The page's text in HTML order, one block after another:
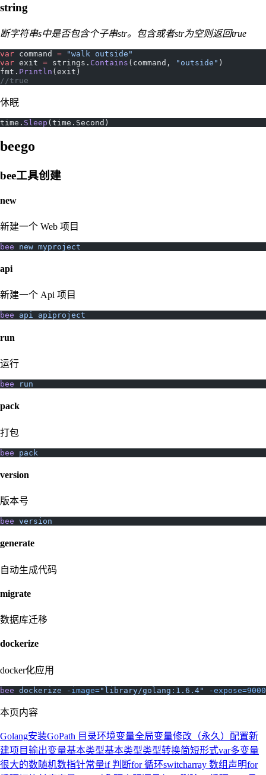
string
断字符串s中是否包含个子串str。包含或者str为空则返回true
var command = "walk outside"
var exit = strings. Contains (command, "outside" )
fmt. Println (exit)
//true
休眠
time. Sleep (time.Second)
beego
bee工具创建
new
新建一个 Web 项目
bee new myproject
api
新建一个 Api 项目
bee api apiproject
run
运行
bee run
pack
打包
bee pack
version
版本号
bee version
generate
自动生成代码
migrate
数据库迁移
dockerize
docker化应用
bee dockerize -image="library/golang:1.6.4" -expose=9000
本页内容
Golang安装GoPath 目录环境变量全局变量修改（永久） 配置新
建项目输出变量基本类型基本类型类型转换简短形式var多变量
很大的数随机数指针常量if 判断for 循环switcharray 数组 声明for